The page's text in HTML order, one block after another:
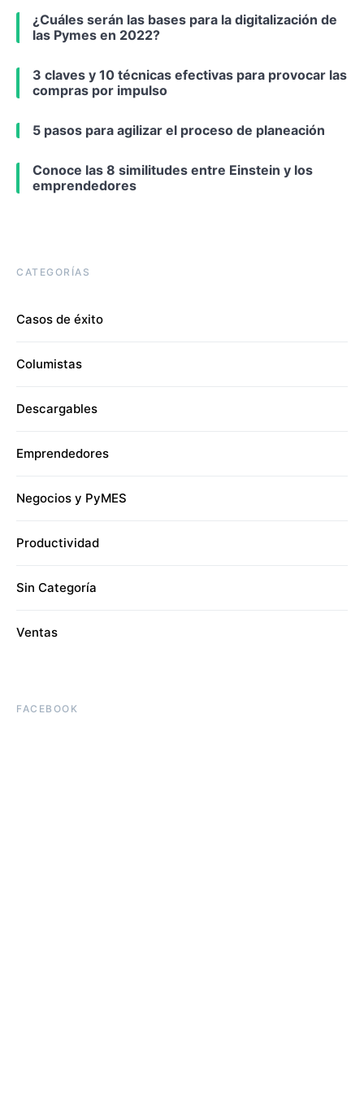
¿Cuáles serán las bases para la digitalización de
las Pymes en 2022?
3 claves y 10 técnicas efectivas para provocar las
compras por impulso
5 pasos para agilizar el proceso de planeación
Conoce las 8 similitudes entre Einstein y los
emprendedores
CATEGORÍAS
Casos de éxito
Columistas
Descargables
Emprendedores
Negocios y PyMES
Productividad
Sin Categoría
Ventas
FACEBOOK